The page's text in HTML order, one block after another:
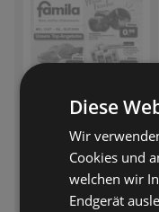
Diese
Wir
Cookies und
welchen wir
Endgerät